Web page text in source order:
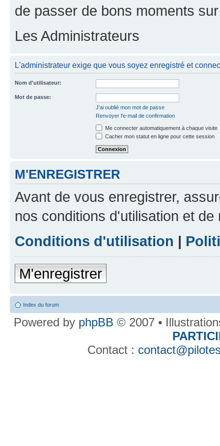
de passer de bons moments
Les Administrateurs
L'administrateur exige que vous soyez enregistré et
Nom d'utilisateur:
Mot de passe:
J'ai oublié mon mot de passe
Renvoyer l'e-mail de confirmation
Me connecter automatiquement à chaque visite
Cacher mon statut en ligne pour cette session
M'ENREGISTRER
Avant de vous enregistrer,
nos conditions d'utilisation et
Conditions d'utilisation |
M'enregistrer
Index du forum
Powered by phpBB © 2007 •
Contact :